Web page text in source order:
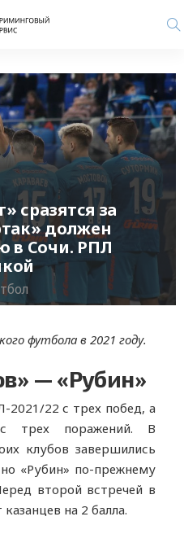
сразятся за
должен
в Сочи. РПЛ
футбола в 2021 году.
— «Рубин»
2021/22 с трех побед, а
трех поражений. В
клубов завершились
«Рубин» по-прежнему
второй встречей в
на 2 балла.